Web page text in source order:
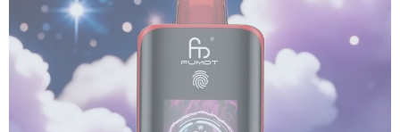
Slovak
Danish
Latvian
Lithuanian